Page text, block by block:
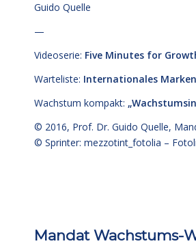
Guido Quelle
—
Videoserie: Five Minutes for
Warteliste: Internationales
Wachstum kompakt:
© 2016, Prof. Dr. Guido Quelle,
© Sprinter: mezzotint_fotolia –
Mandat Wachstums-